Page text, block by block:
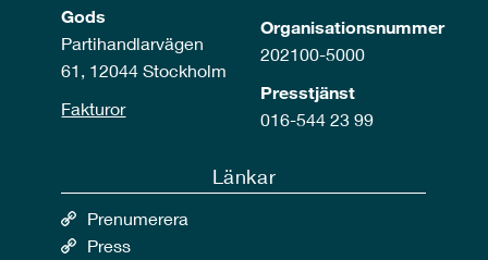
Gods
Partihandlarvägen
61, 12044 Stockholm
Fakturor
Organisationsnummer
202100-5000
Presstjänst
016-544 23 99
Länkar
Prenumerera
Press